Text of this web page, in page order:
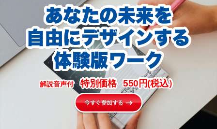
あなたの未来を
自由にデザインする
体験版ワーク
解説音声付特別価格 550 円(税込）
今すぐ参加する